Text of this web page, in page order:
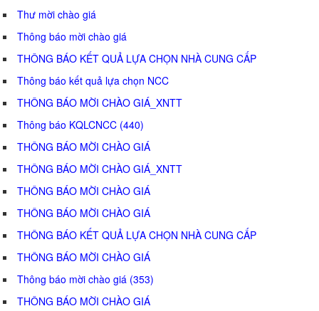
Thư mời chào giá
Thông báo mời chào giá
THÔNG BÁO KẾT QUẢ LỰA CHỌN NHÀ CUNG CẤP
Thông báo kết quả lựa chọn NCC
THÔNG BÁO MỜI CHÀO GIÁ_XNTT
Thông báo KQLCNCC (440)
THÔNG BÁO MỜI CHÀO GIÁ
THÔNG BÁO MỜI CHÀO GIÁ_XNTT
THÔNG BÁO MỜI CHÀO GIÁ
THÔNG BÁO MỜI CHÀO GIÁ
THÔNG BÁO KẾT QUẢ LỰA CHỌN NHÀ CUNG CẤP
THÔNG BÁO MỜI CHÀO GIÁ
Thông báo mời chào giá (353)
THÔNG BÁO MỜI CHÀO GIÁ